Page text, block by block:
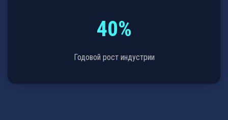
40%
Годовой рост индустрии